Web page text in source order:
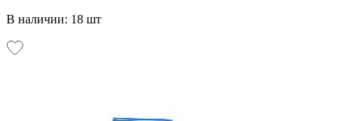
В наличии: 18 шт